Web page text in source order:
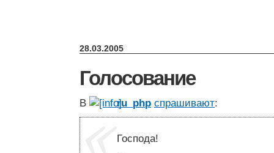
28.03.2005
Голосование
В ru_php спрашивают:
Господа!